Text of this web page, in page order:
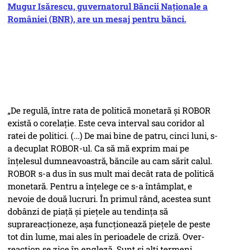
Mugur Isărescu, guvernatorul Băncii Naţionale a
României (BNR), are un mesaj pentru bănci.
„De regulă, între rata de politică monetară și ROBOR
există o corelație. Este ceva interval sau coridor al
ratei de politici. (...) De mai bine de patru, cinci luni, s-
a decuplat ROBOR-ul. Ca să mă exprim mai pe
înțelesul dumneavoastră, băncile au cam sărit calul.
ROBOR s-a dus în sus mult mai decât rata de politică
monetară. Pentru a înțelege ce s-a întâmplat, e
nevoie de două lucruri. În primul rând, acestea sunt
dobânzi de piață și piețele au tendința să
suprareacționeze, așa funcționează piețele de peste
tot din lume, mai ales în perioadele de criză. Over-